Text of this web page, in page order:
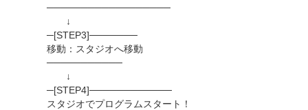
──────────────────
↓
─[STEP3]───────
移動：スタジオへ移動
───────────
↓
─[STEP4]────────────
スタジオでプログラムスタート！